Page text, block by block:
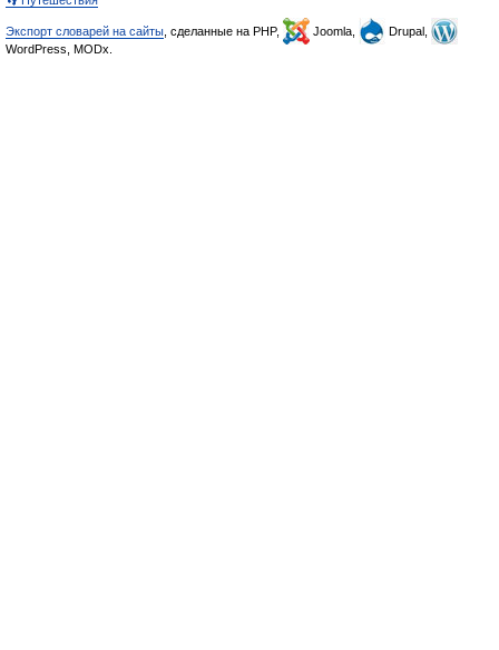
Экспорт словарей на сайты , сделанные на PHP, Joomla,
Drupal,
WordPress, MODx.